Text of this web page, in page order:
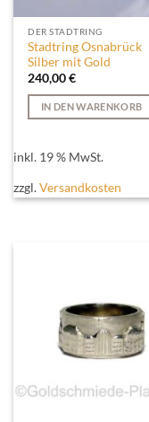
DER STADTRING
Stadtring Osnabrück
Silber mit Gold
240,00€
IN DEN WARENKORB
inkl. 19 % MwSt.
zzgl.Versandkosten